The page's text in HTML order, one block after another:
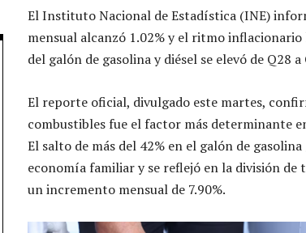
El Instituto Nacional de Estadística (INE)
mensual alcanzó 1.02% y el ritmo inflacionario
del galón de gasolina y diésel se elevó de Q28
El reporte oficial, divulgado este martes,
combustibles fue el factor más determinante
El salto de más del 42% en el galón de
economía familiar y se reflejó en la división
un incremento mensual de 7.90%.